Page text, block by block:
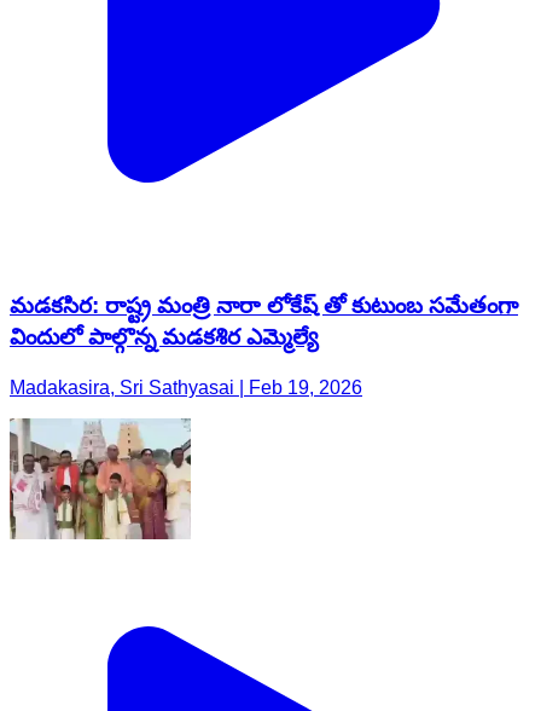
మడకసిర: రాష్ట్ర మంత్రి నారా లోకేష్ తో కుటుంబ సమేతంగా
విందులో పాల్గొన్న మడకశిర ఎమ్మెల్యే
Madakasira, Sri Sathyasai | Feb 19, 2026